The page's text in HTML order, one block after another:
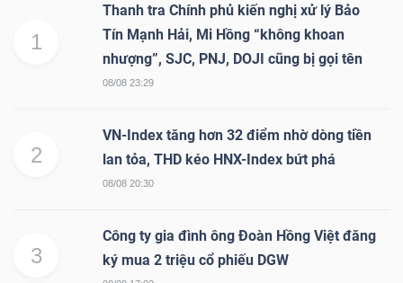
1
Thanh tra Chính phủ kiến nghị xử lý Bảo
Tín Mạnh Hải, Mi Hồng “không khoan
nhượng”, SJC, PNJ, DOJI cũng bị gọi tên
08/08 23:29
2
VN-Index tăng hơn 32 điểm nhờ dòng tiền
lan tỏa, THD kéo HNX-Index bứt phá
08/08 20:30
3
Công ty gia đình ông Đoàn Hồng Việt đăng
ký mua 2 triệu cổ phiếu DGW